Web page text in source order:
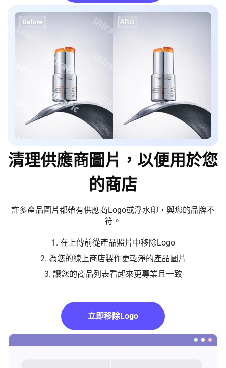
清理供應商圖片，以便用於您
的商店
許多產品圖片都帶有供應商Logo或浮水印，與您的品牌不
符。
1. 在上傳前從產品照片中移除Logo
2. 為您的線上商店製作更乾淨的產品圖片
3. 讓您的商品列表看起來更專業且一致
立即移除Logo